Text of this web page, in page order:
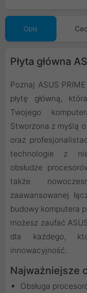
Opis
Płyta główna
Poznaj ASUS
płytę główną,
Twojego
Stworzona z myślą
oraz
technologie z
obsłudze
także
zaawansowanej
budowy komputera
możesz zaufać
dla każdego,
innowacyjność.
Najważniejsze
Obsługa